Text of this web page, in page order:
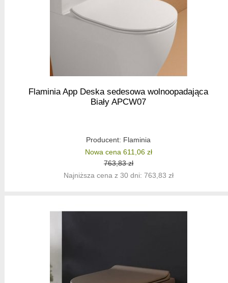
Flaminia App Deska sedesowa wolnoopadająca
Biały APCW07
Producent: Flaminia
Nowa cena 611,06 zł
763,83 zł
Najniższa cena z 30 dni: 763,83 zł